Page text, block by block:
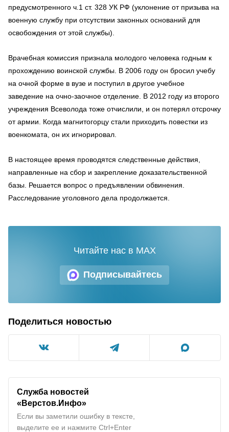
предусмотренного ч.1 ст. 328 УК РФ (уклонение от призыва на
военную службу при отсутствии законных оснований для
освобождения от этой службы).
Врачебная комиссия признала молодого человека годным к
прохождению воинской службы. В 2006 году он бросил учебу
на очной форме в вузе и поступил в другое учебное
заведение на очно-заочное отделение. В 2012 году из второго
учреждения Всеволода тоже отчислили, и он потерял отсрочку
от армии. Когда магнитогорцу стали приходить повестки из
военкомата, он их игнорировал.
В настоящее время проводятся следственные действия,
направленные на сбор и закрепление доказательственной
базы. Решается вопрос о предъявлении обвинения.
Расследование уголовного дела продолжается.
Подписывайтесь
Читайте нас в MAX
Поделиться новостью
Служба новостей
«Верстов.Инфо»
Если вы заметили ошибку в тексте,
выделите ее и нажмите Ctrl+Enter